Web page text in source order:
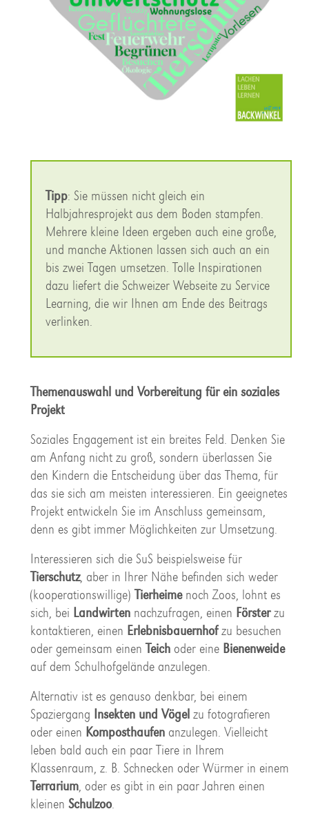
Tipp: Sie müssen nicht gleich ein
Halbjahresprojekt aus dem Boden stampfen.
Mehrere kleine Ideen ergeben auch eine große,
und manche Aktionen lassen sich auch an ein
bis zwei Tagen umsetzen. Tolle Inspirationen
dazu liefert die Schweizer Webseite zu Service
Learning, die wir Ihnen am Ende des Beitrags
verlinken.
Themenauswahl und Vorbereitung für ein soziales
Projekt
Soziales Engagement ist ein breites Feld. Denken Sie
am Anfang nicht zu groß, sondern überlassen Sie
den Kindern die Entscheidung über das Thema, für
das sie sich am meisten interessieren. Ein geeignetes
Projekt entwickeln Sie im Anschluss gemeinsam,
denn es gibt immer Möglichkeiten zur Umsetzung.
Interessieren sich die SuS beispielsweise für
Tierschutz, aber in Ihrer Nähe befinden sich weder
(kooperationswillige)Tierheimenoch Zoos, lohnt es
sich, bei Landwirtennachzufragen, einen Försterzu
kontaktieren, einen Erlebnisbauernhofzu besuchen
oder gemeinsam einenTeichoder eine Bienenweide
auf dem Schulhofgelände anzulegen.
Alternativ ist es genauso denkbar, bei einem
Spaziergang Insekten und Vögel zu fotografieren
oder einen Komposthaufenanzulegen. Vielleicht
leben bald auch ein paar Tiere in Ihrem
Klassenraum, z. B. Schnecken oder Würmer in einem
Terrarium, oder es gibt in ein paar Jahren einen
kleinen Schulzoo.